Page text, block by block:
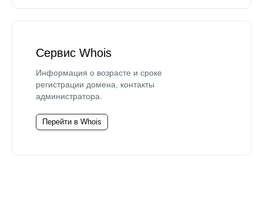
Сервис Whois
Информация о возрасте и сроке
регистрации домена, контакты
администратора.
Перейти в Whois